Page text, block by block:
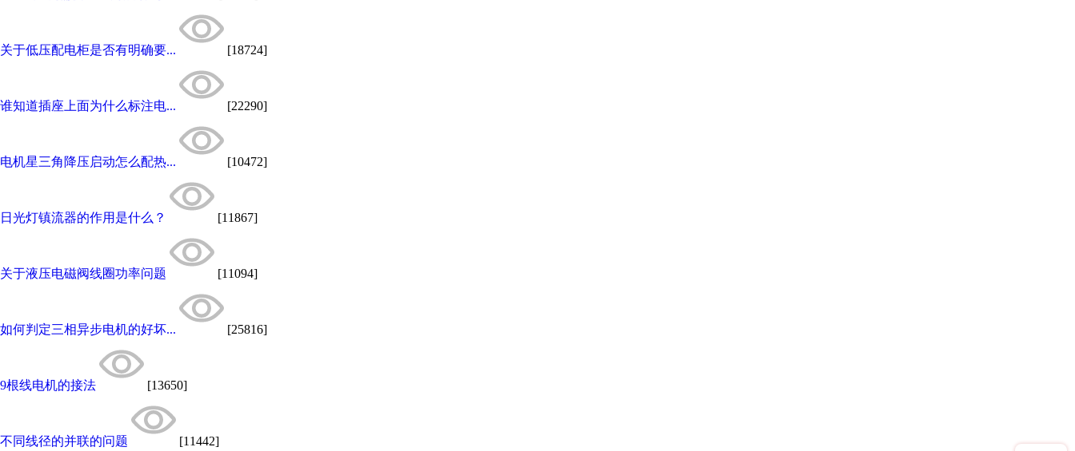
关于低压配电柜是否有明确要... [18724]
谁知道插座上面为什么标注电... [22290]
电机星三角降压启动怎么配热... [10472]
日光灯镇流器的作用是什么？ [11867]
关于液压电磁阀线圈功率问题 [11094]
如何判定三相异步电机的好坏... [25816]
9根线电机的接法 [13650]
不同线径的并联的问题 [11442]